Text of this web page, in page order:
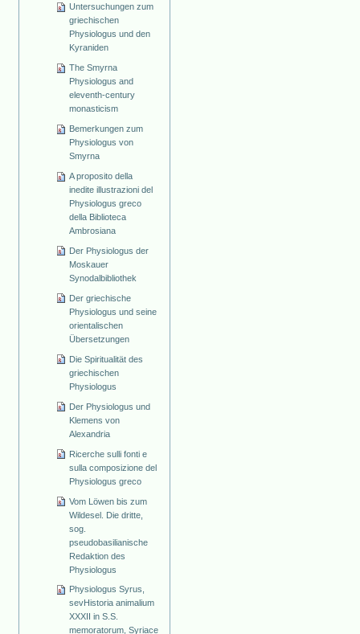
Untersuchungen zum
griechischen
Physiologus und den
Kyraniden
The Smyrna
Physiologus and
eleventh-century
monasticism
Bemerkungen zum
Physiologus von
Smyrna
A proposito della
inedite illustrazioni del
Physiologus greco
della Biblioteca
Ambrosiana
Der Physiologus der
Moskauer
Synodalbibliothek
Der griechische
Physiologus und seine
orientalischen
Übersetzungen
Die Spiritualität des
griechischen
Physiologus
Der Physiologus und
Klemens von
Alexandria
Ricerche sulli fonti e
sulla composizione del
Physiologus greco
Vom Löwen bis zum
Wildesel. Die dritte,
sog.
pseudobasilianische
Redaktion des
Physiologus
Physiologus Syrus,
sevHistoria animalium
XXXII in S.S.
memoratorum, Syriace